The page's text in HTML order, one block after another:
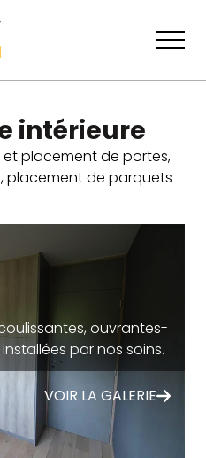
intérieure
et placement de portes,
placement de parquets
ouvrantes-
par nos soins.
VOIR LA GALERIE